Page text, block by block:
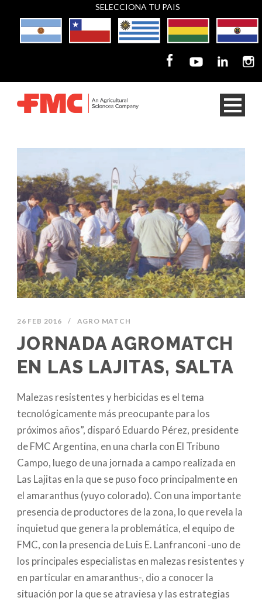
SELECCIONA TU PAIS
26 FEB 2016 / AGRO MATCH
JORNADA AGROMATCH
EN LAS LAJITAS, SALTA
Malezas resistentes y herbicidas es el tema
tecnológicamente más preocupante para los
próximos años”, disparó Eduardo Pérez, presidente
de FMC Argentina, en una charla con El Tribuno
Campo, luego de una jornada a campo realizada en
Las Lajitas en la que se puso foco principalmente en
el amaranthus (yuyo colorado). Con una importante
presencia de productores de la zona, lo que revela la
inquietud que genera la problemática, el equipo de
FMC, con la presencia de Luis E. Lanfranconi -uno de
los principales especialistas en malezas resistentes y
en particular en amaranthus-, dio a conocer la
situación por la que se atraviesa y las estrategias